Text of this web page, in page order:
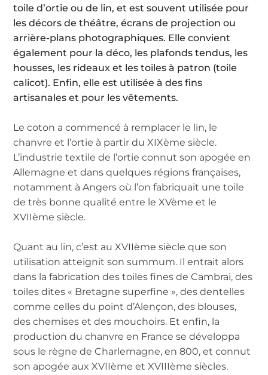
toile d’ortie ou de lin, et est souvent utilisée pour
les décors de théâtre, écrans de projection ou
arrière-plans photographiques. Elle convient
également pour la déco, les plafonds tendus, les
housses, les rideaux et les toiles à patron (toile
calicot). Enfin, elle est utilisée à des fins
artisanales et pour les vêtements.
Le coton a commencé à remplacer le lin, le
chanvre et l’ortie à partir du XIXème siècle.
L’industrie textile de l’ortie connut son apogée en
Allemagne et dans quelques régions françaises,
notamment à Angers où l’on fabriquait une toile
de très bonne qualité entre le XVème et le
XVIIème siècle.
Quant au lin, c’est au XVIIème siècle que son
utilisation atteignit son summum. Il entrait alors
dans la fabrication des toiles fines de Cambrai, des
toiles dites « Bretagne superfine », des dentelles
comme celles du point d’Alençon, des blouses,
des chemises et des mouchoirs. Et enfin, la
production du chanvre en France se développa
sous le règne de Charlemagne, en 800, et connut
son apogée aux XVIIème et XVIIIème siècles.